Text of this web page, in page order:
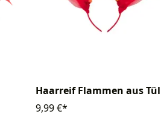
Haarreif Flammen aus
9,99 €*